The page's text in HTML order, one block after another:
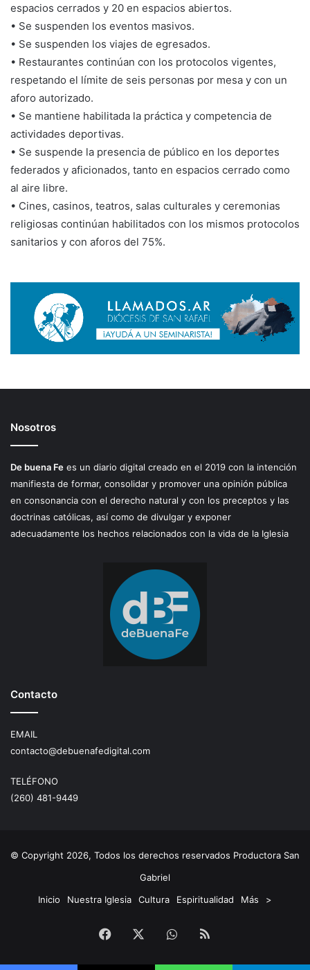
espacios cerrados y 20 en espacios abiertos.
• Se suspenden los eventos masivos.
• Se suspenden los viajes de egresados.
• Restaurantes continúan con los protocolos vigentes,
respetando el límite de seis personas por mesa y con un
aforo autorizado.
• Se mantiene habilitada la práctica y competencia de
actividades deportivas.
• Se suspende la presencia de público en los deportes
federados y aficionados, tanto en espacios cerrado como
al aire libre.
• Cines, casinos, teatros, salas culturales y ceremonias
religiosas continúan habilitados con los mismos protocolos
sanitarios y con aforos del 75%.
Nosotros
De buena Fe es un diario digital creado en el 2019 con la intención
manifiesta de formar, consolidar y promover una opinión pública
en consonancia con el derecho natural y con los preceptos y las
doctrinas católicas, así como de divulgar y exponer
adecuadamente los hechos relacionados con la vida de la Iglesia
Contacto
EMAIL
contacto@debuenafedigital.com
TELÉFONO
(260) 481-9449
© Copyright 2026, Todos los derechos reservados Productora San
Gabriel
Inicio
Nuestra Iglesia Cultura Espiritualidad Más >
Facebook WhatsApp